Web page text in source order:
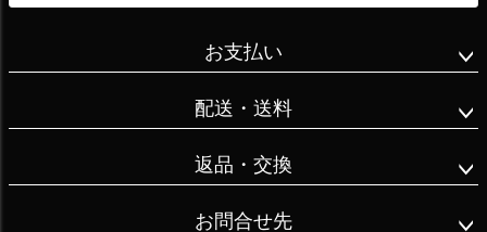
お支払い
配送・送料
返品・交換
お問合せ先